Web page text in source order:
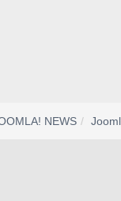
NEWS